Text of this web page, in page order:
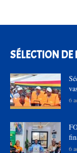
SÉLECTION DE
6
6